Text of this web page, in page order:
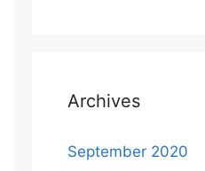
Archives
September 2020